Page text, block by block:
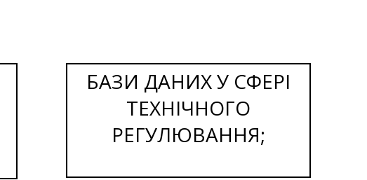
БАЗИ ДАНИХ У СФЕРІ
ТЕХНІЧНОГО
РЕГУЛЮВАННЯ;